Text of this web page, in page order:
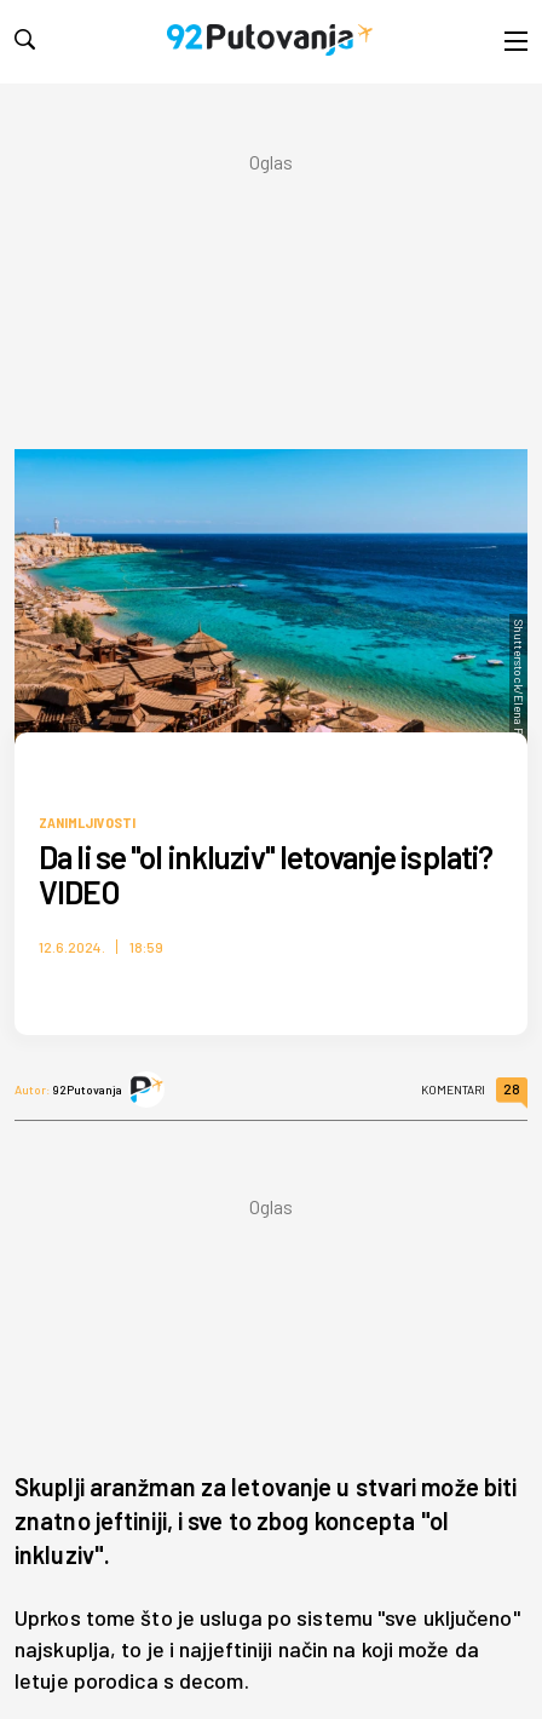
Shutterstock/Elena Pavlovich
ZANIMLJIVOSTI
Da li se "ol inkluziv" letovanje isplati?
VIDEO
12.6.2024. 18:59
Autor: 92Putovanja KOMENTARI 28
Skuplji aranžman za letovanje u stvari može biti
znatno jeftiniji, i sve to zbog koncepta "ol
inkluziv".
Uprkos tome što je usluga po sistemu "sve uključeno"
najskuplja, to je i najjeftiniji način na koji može da
letuje porodica s decom.